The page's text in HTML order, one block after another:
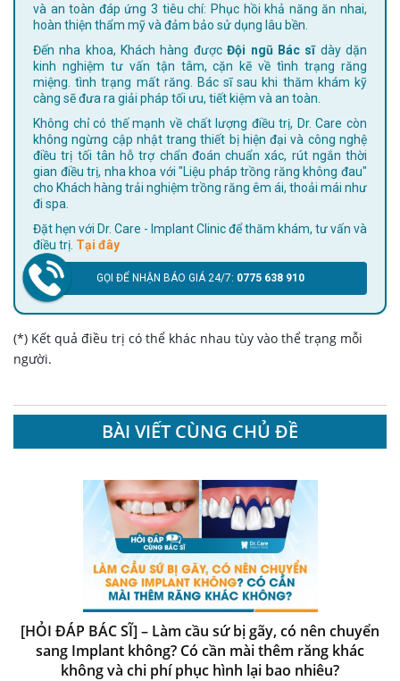
và an toàn đáp ứng 3 tiêu chí: Phục hồi khả năng ăn nhai,
hoàn thiện thẩm mỹ và đảm bảo sử dụng lâu bền.
Đến nha khoa, Khách hàng đượcĐội ngũ Bác sĩdày dặn
kinh nghiệm tư vấn tận tâm, cặn kẽ về tình trạng răng
miệng. tình trạng mất răng. Bác sĩ sau khi thăm khám kỹ
càng sẽ đưa ra giải pháp tối ưu, tiết kiệm và an toàn.
Không chỉ có thế mạnh về chất lượng điều trị, Dr. Care còn
không ngừng cập nhật trang thiết bị hiện đại và công nghệ
điều trị tối tân hỗ trợ chẩn đoán chuẩn xác, rút ngắn thời
gian điều trị, nha khoa với "Liệu pháp trồng răng không đau"
cho Khách hàng trải nghiệm trồng răng êm ái, thoải mái như
đi spa.
Đặt hẹn với Dr. Care - Implant Clinic để thăm khám, tư vấn và
điều trị. Tại đây
GỌI ĐỂ NHẬN BÁO GIÁ 24/7: 0775 638 910
(*) Kết quả điều trị có thể khác nhau tùy vào thể trạng mỗi
người.
BÀI VIẾT CÙNG CHỦ ĐỀ
[HỎI ĐÁP BÁC SĨ] – Làm cầu sứ bị gãy, có nên chuyển
sang Implant không? Có cần mài thêm răng khác
không và chi phí phục hình lại bao nhiêu?